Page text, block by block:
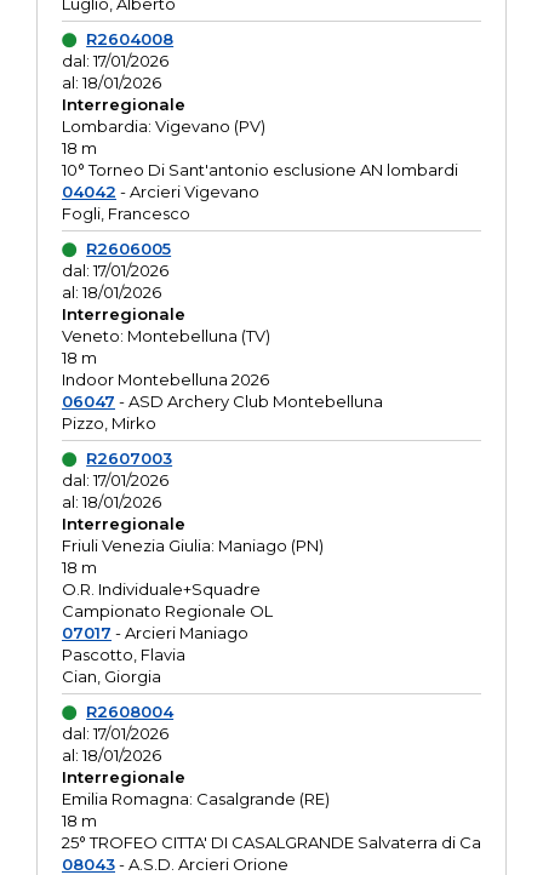
R2604008
dal: 17/01/2026
al: 18/01/2026
Interregionale
Lombardia: Vigevano (PV)
18 m
10° Torneo Di Sant'antonio esclusione AN lombardi
04042 - Arcieri Vigevano
Fogli, Francesco
R2606005
dal: 17/01/2026
al: 18/01/2026
Interregionale
Veneto: Montebelluna (TV)
18 m
Indoor Montebelluna 2026
06047 - ASD Archery Club Montebelluna
Pizzo, Mirko
R2607003
dal: 17/01/2026
al: 18/01/2026
Interregionale
Friuli Venezia Giulia: Maniago (PN)
18 m
O.R. Individuale+Squadre
Campionato Regionale OL
07017 - Arcieri Maniago
Pascotto, Flavia
Cian, Giorgia
R2608004
dal: 17/01/2026
al: 18/01/2026
Interregionale
Emilia Romagna: Casalgrande (RE)
18 m
25° TROFEO CITTA' DI CASALGRANDE Salvaterra di Ca
08043- A.S.D. Arcieri Orione